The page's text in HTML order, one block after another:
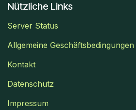
Nützliche Links
Server Status
Allgemeine Geschäftsbedingungen
Kontakt
Datenschutz
Impressum